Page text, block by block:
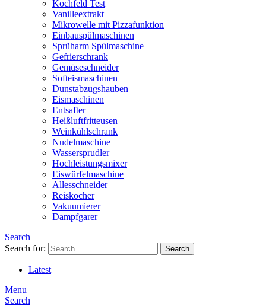
Kochfeld Test
Vanilleextrakt
Mikrowelle mit Pizzafunktion
Einbauspülmaschinen
Sprüharm Spülmaschine
Gefrierschrank
Gemüseschneider
Softeismaschinen
Dunstabzugshauben
Eismaschinen
Entsafter
Heißluftfritteusen
Weinkühlschrank
Nudelmaschine
Wassersprudler
Hochleistungsmixer
Eiswürfelmaschine
Allesschneider
Reiskocher
Vakuumierer
Dampfgarer
Search
Search for:
Search
Latest
Menu
Search